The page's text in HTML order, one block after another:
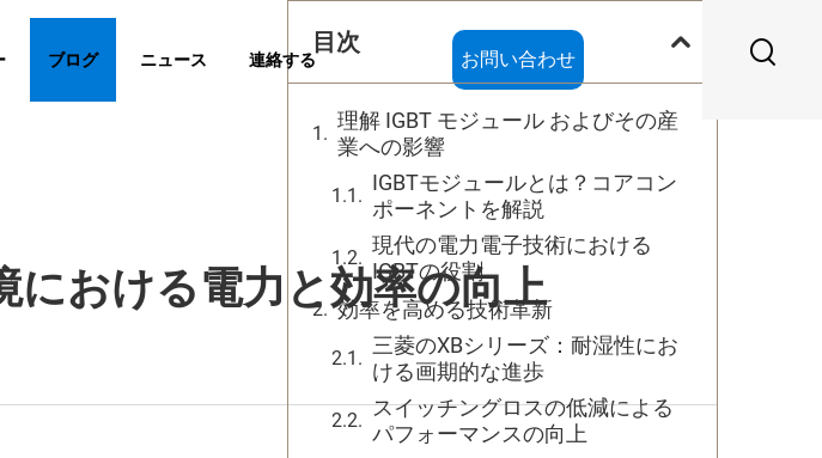
ブログ ニュース 連絡する お問い合わせ
における電力と効率の向上
目次
理解 IGBT モジュール およびその産
業への影響
IGBTモジュールとは？コアコン
ポーネントを解説
現代の電力電子技術における
IGBTの役割
効率を高める技術革新
三菱のXBシリーズ：耐湿性にお
ける画期的な進歩
スイッチングロスの低減による
パフォーマンスの向上